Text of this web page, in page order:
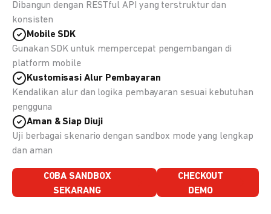
Dibangun dengan RESTful API yang terstruktur dan
konsisten
Mobile SDK
Gunakan SDK untuk mempercepat pengembangan di
platform mobile
Kustomisasi Alur Pembayaran
Kendalikan alur dan logika pembayaran sesuai kebutuhan
pengguna
Aman & Siap Diuji
Uji berbagai skenario dengan sandbox mode yang lengkap
dan aman
COBA SANDBOX
SEKARANG
CHECKOUT
DEMO